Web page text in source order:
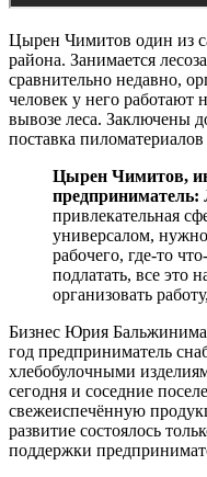
Цырен Чимитов один из
района. Занимается
сравнительно недавно,
человек у него работают
вывозе леса. Заключены
поставка
Цырен Чимитов,
предприниматель:
привлекательная
универсалом, нужно
рабочего, где-то
подлатать, все это
организовать
Бизнес Юрия
год предприниматель
хлебобулочными
сегодня и соседние
свежеиспечённую
развитие состоялось
поддержки